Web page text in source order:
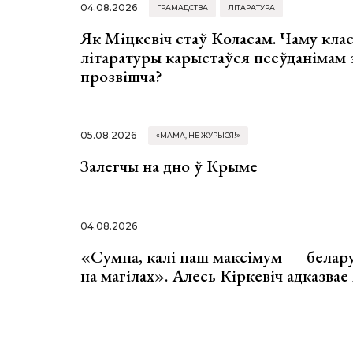
04.08.2026 ГРАМАДСТВА ЛІТАРАТУРА
Як Міцкевіч стаў Коласам. Чаму
літаратуры карыстаўся псеўданімам
прозвішча?
05.08.2026 «МАМА, НЕ ЖУРЫСЯ!»
Залегчы на дно ў Крыме
04.08.2026
«Сумна, калі наш максімум —
на магілах». Алесь Кіркевіч